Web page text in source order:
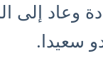
وعاد إلى
سعيدا.